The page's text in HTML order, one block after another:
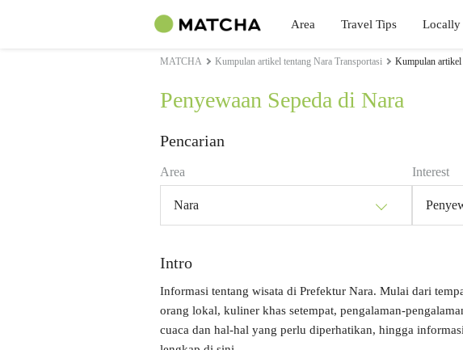
Area Travel Tips Locally
MATCHA Kumpulan artikel tentang Nara Transportasi Kumpulan artikel
Penyewaan Sepeda di Nara
Pencarian
Area
Nara
Interest
Intro
Informasi tentang wisata di Prefektur Nara. Mulai dari
orang lokal, kuliner khas setempat, pengalaman-
cuaca dan hal-hal yang perlu diperhatikan, hingga